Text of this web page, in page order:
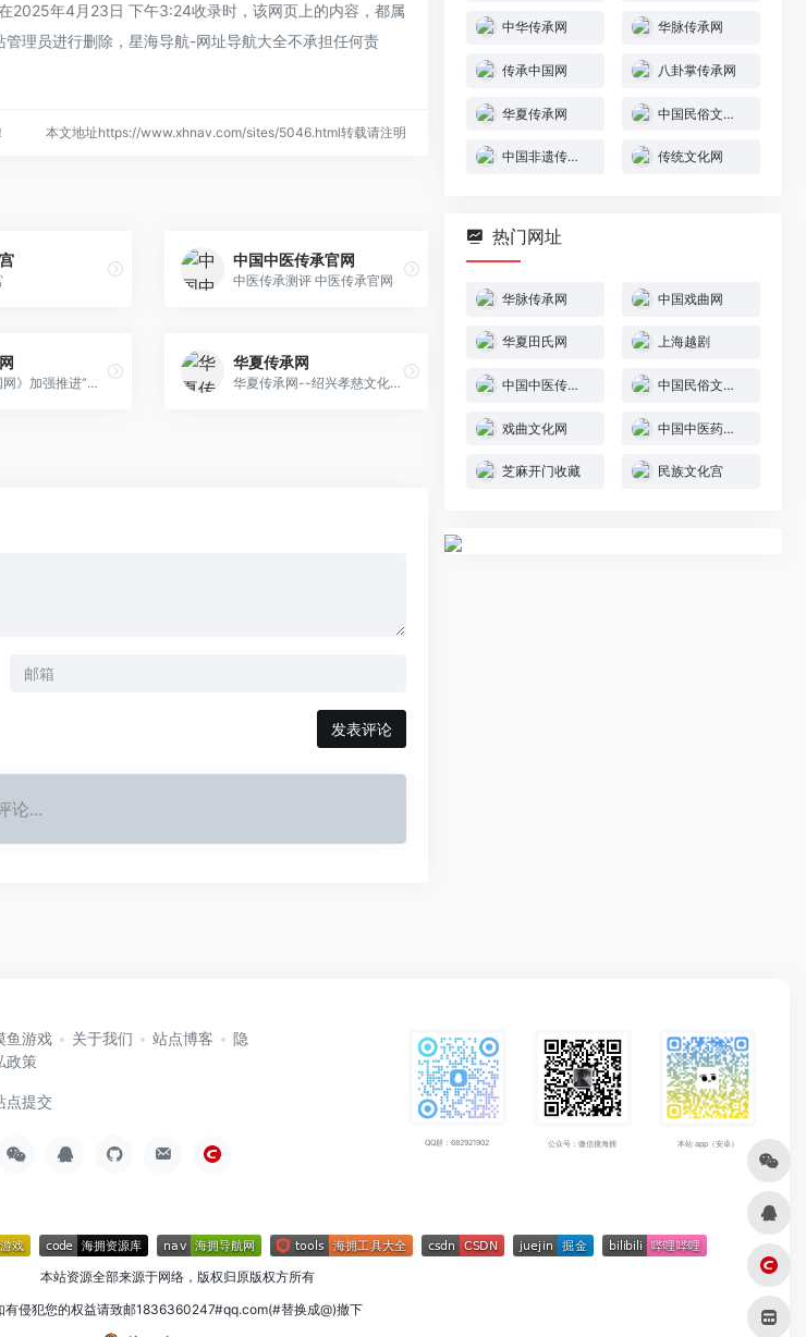
2025年4月23日 下午3:24收录时，该网页上的内容，都属
理员进行删除，星海导航-网址导航大全不承担任何责
本文地址https://www.xhnav.com/sites/5046.html转载请注明
中国中医传承官网
中医传承测评 中医传承官网
《传承中国网》加强推进“一带一路”战略实施与中华文化传播以及传承工匠精神，以“大艺名匠“和“大医名匠“主题为全国各地优秀匠人、传承人与企业提供一个宣传、展示、推广、助力发展等专业的服务，并围绕《传承中国·智库》为核心、央媒联盟为助推，加强开展传承匠心产业战略模式，从人才、品牌、产品、基地、培训、产业各方面形成链条式的宣传推广服务，包装提升匠人、传承人与企业、产品等整个公众形象，形成品牌影响力，助推匠人、传承人与企业的大发展！
华夏传承网
华夏传承网--绍兴孝慈文化发展有限公司
发表评论
论...
中华传承网 华脉传承网
传承中国网 八卦掌传承网
华夏传承网 中国民俗文化网
中国非遗传承网 传统文化网
热门网址
华脉传承网 中国戏曲网
华夏田氏网 上海越剧
中国中医传承官网 中国民俗文化网
戏曲文化网 中国中医药传承与创新网
芝麻开门收藏 民族文化宫
鱼游戏 关于我们 站点博客
隐
政策
点提交
QQ群：682921902 公众号：微信搜海拥 本站 app（安卓）
本站资源全部来源于网络，版权归原版权方所有
有侵犯您的权益请致邮1836360247#qq.com(#替换成@)撤下